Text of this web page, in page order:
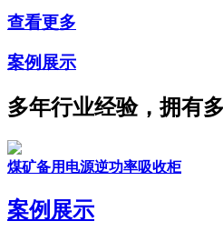
查看更多
案例展示
多年行业经验，拥有
煤矿备用电源逆功率吸收柜
案例展示